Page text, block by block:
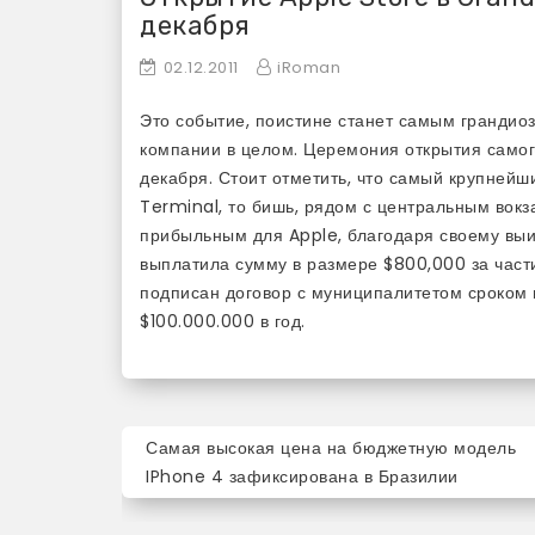
декабря
02.12.2011 iRoman
Это событие, поистине станет самым
компании в целом. Церемония открытия
декабря. Стоит отметить, что самый
Terminal, то бишь, рядом с центральным
прибыльным для Apple, благодаря своему
выплатила сумму в размере $800,000 за
подписан договор с муниципалитетом
$100.000.000 в год.
Навигация
по
записям
Самая высокая цена на бюджетную модель
IPhone 4 зафиксирована в Бразилии